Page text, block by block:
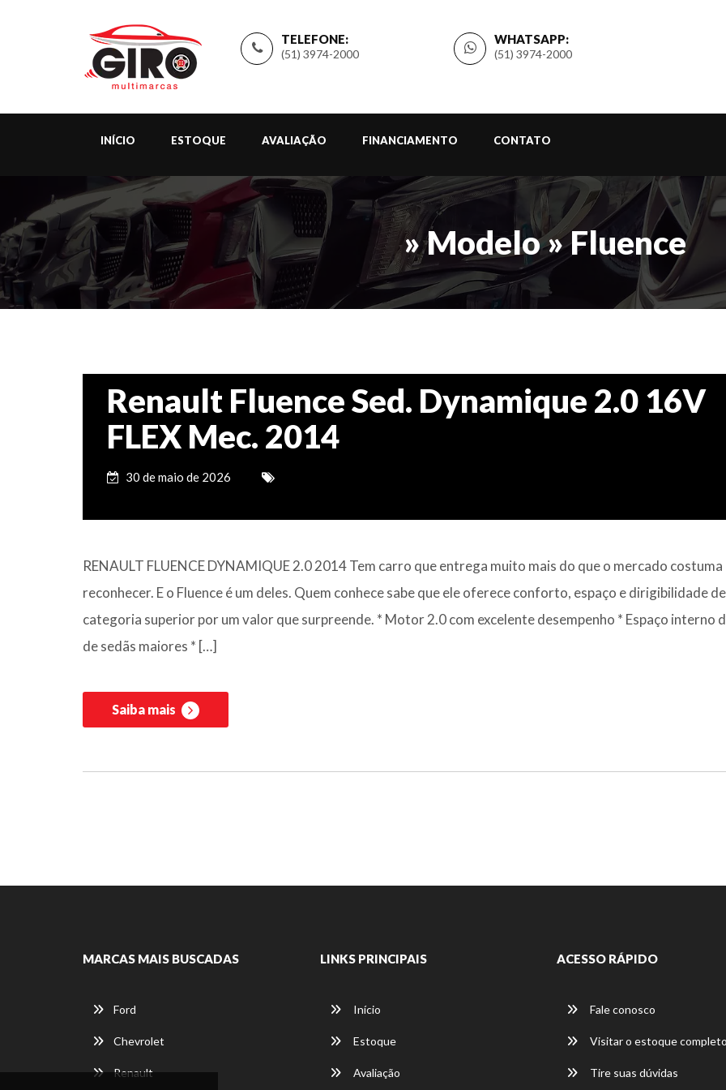
TELEFONE:
(51) 3974-2000
WHATSAPP:
(51) 3974-2000
INÍCIO ESTOQUE AVALIAÇÃO FINANCIAMENTO CONTATO
» Modelo » Fluence
Renault Fluence Sed. Dynamique 2.0 16V
FLEX Mec. 2014
30 de maio de 2026
RENAULT FLUENCE DYNAMIQUE 2.0 2014 Tem carro que entrega muito mais do que o mercado costuma
reconhecer. E o Fluence é um deles. Quem conhece sabe que ele oferece conforto, espaço e dirigibilidade de
categoria superior por um valor que surpreende. * Motor 2.0 com excelente desempenho * Espaço interno
de sedãs maiores * […]
Saiba mais
MARCAS MAIS BUSCADAS
Ford
Chevrolet
Renault
LINKS PRINCIPAIS
Início
Estoque
Avaliação
ACESSO RÁPIDO
Fale conosco
Visitar o estoque completo
Tire suas dúvidas